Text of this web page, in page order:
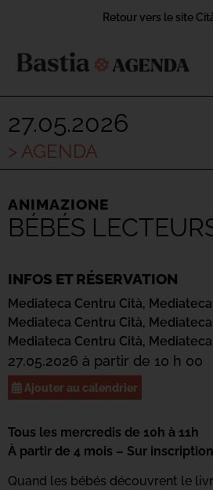
Retour vers le site
27.05.2026
> AGENDA
ANIMAZIONE
BÉBÉS
INFOS ET RÉSERVATION
Mediateca Centru Cità,
Mediateca Centru Cità,
Mediateca Centru Cità,
27.05.2026 à partir de 10 h 00
Ajouter au calendrier
Tous les mercredis de 10h à 11h
À partir de 4 mois – Sur inscription
Quand les bébés découvrent le